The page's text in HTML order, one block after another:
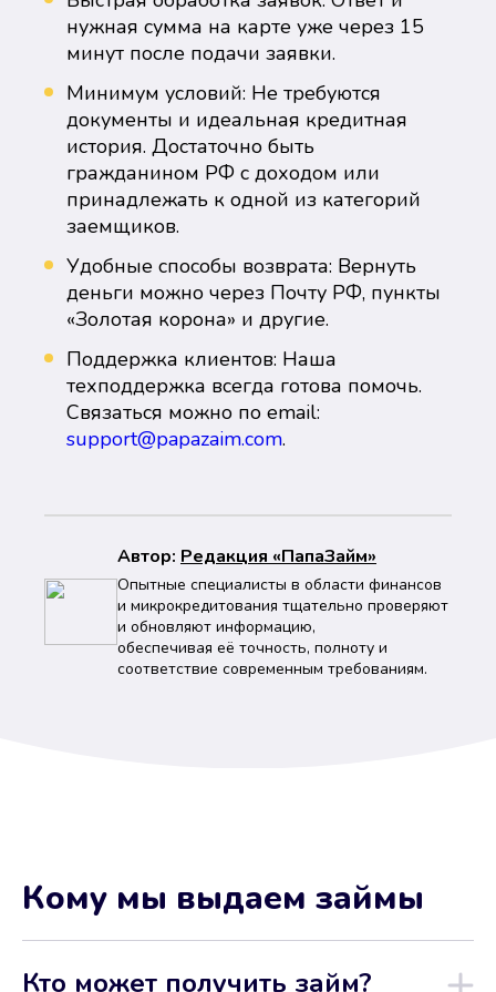
нужная сумма на карте уже через 15
минут после подачи заявки.
Минимум условий: Не требуются
документы и идеальная кредитная
история. Достаточно быть
гражданином РФ с доходом или
принадлежать к одной из категорий
заемщиков.
Удобные способы возврата: Вернуть
деньги можно через Почту РФ, пункты
«Золотая корона» и другие.
Поддержка клиентов: Наша
техподдержка всегда готова помочь.
Связаться можно по email:
support@papazaim.com.
Автор: Peдaкция «ПапаЗайм»
Опытные специалисты в области финансов
и микрокредитования тщательно проверяют
и обновляют информацию,
обеспечивая её точность, полноту и
соответствие современным требованиям.
Кому мы выдаем займы
Кто может получить займ?